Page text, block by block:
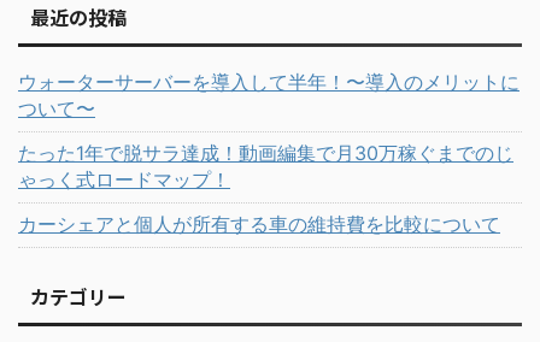
最近の投稿
ウォーターサーバーを導入して半年！〜導入のメリットに
ついて〜
たった1年で脱サラ達成！動画編集で月30万稼ぐまでのじ
ゃっく式ロードマップ！
カーシェアと個人が所有する車の維持費を比較について
カテゴリー